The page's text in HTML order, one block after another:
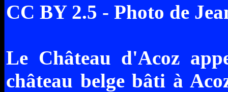
CC BY 2.5 - Photo de
Le Château d'Acoz
château belge bâti à